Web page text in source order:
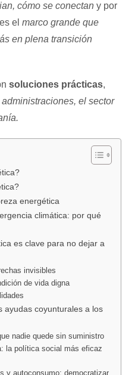
cómo se conectan y por
es elmarco grande que
en plena transición
soluciones prácticas,
el sector
energética
climática: por qué
es clave para no dejar a
invisibles
de vida digna
ayudas coyunturales a los
nadie quede sin suministro
la política social más eficaz
y autoconsumo: democratizar